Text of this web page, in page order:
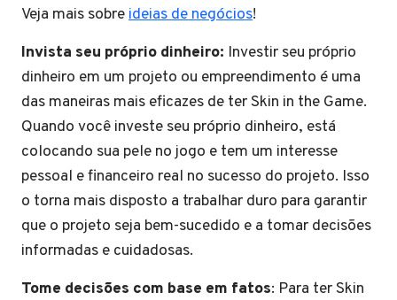
Veja mais sobreideias de negócios!
Invista seu próprio dinheiro: Investir seu próprio
dinheiro em um projeto ou empreendimento é uma
das maneiras mais eficazes de ter Skin in the Game.
Quando você investe seu próprio dinheiro, está
colocando sua pele no jogo e tem um interesse
pessoal e financeiro real no sucesso do projeto. Isso
o torna mais disposto a trabalhar duro para garantir
que o projeto seja bem-sucedido e a tomar decisões
informadas e cuidadosas.
Tome decisões com base em fatos: Para ter Skin